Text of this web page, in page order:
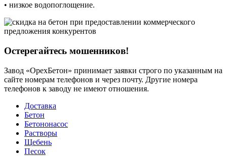
• низкое водопоглощение.
Остерегайтесь мошенников!
Завод «ОрехБетон» принимает заявки строго по указанным на
сайте номерам телефонов и через почту. Другие номера
телефонов к заводу не имеют отношения.
Доставка
Бетон
Бетононасос
Растворы
Щебень
Песок